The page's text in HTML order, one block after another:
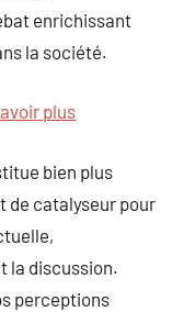
enrichissant
la société.
plus
bien plus
de catalyseur pour
la discussion.
perceptions